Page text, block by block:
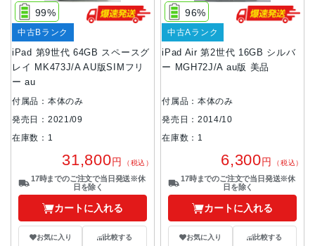
iPad 第9世代 64GB スペースグ
レイ MK473J/A AU版SIMフリ
ー au
99%
中古Bランク
付属品：本体のみ
発売日：2021/09
在庫数：1
31,800円 （税込）
17時までのご注文で当日発送※休
日を除く
カートに入れる
お気に入り 比較する
iPad Air 第2世代 16GB シルバ
ー MGH72J/A au版 美品
96%
中古Aランク
付属品：本体のみ
発売日：2014/10
在庫数：1
6,300円 （税込）
17時までのご注文で当日発送※休
日を除く
カートに入れる
お気に入り 比較する